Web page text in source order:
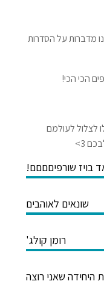
מדברות על הסדרות
הכי הכי!
לצלול לעולמם
3>
בויז שורפיםםםם!
שונאים לאוהבים
רומן קולג'
היחידה שאני רוצה